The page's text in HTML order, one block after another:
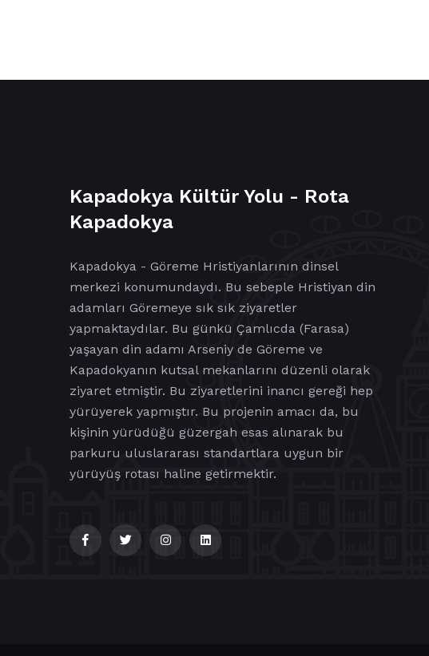
Kapadokya Kültür Yolu - Rota
Kapadokya
Kapadokya - Göreme Hristiyanlarının dinsel
merkezi konumundaydı. Bu sebeple Hristiyan din
adamları Göremeye sık sık ziyaretler
yapmaktaydılar. Bu günkü Çamlıcda (Farasa)
yaşayan din adamı Arseniy de Göreme ve
Kapadokyanın kutsal mekanlarını düzenli olarak
ziyaret etmiştir. Bu ziyaretlerini inancı gereği hep
yürüyerek yapmıştır. Bu projenin amacı da, bu
kişinin yürüdüğü güzergah esas alınarak bu
parkuru uluslararası standartlara uygun bir
yürüyüş rotası haline getirmektir.